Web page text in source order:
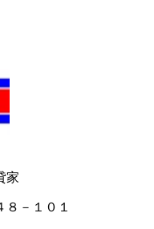
家
－１０１